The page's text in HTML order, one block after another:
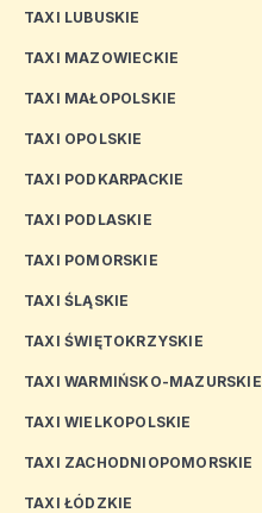
TAXI LUBUSKIE
TAXI MAZOWIECKIE
TAXI MAŁOPOLSKIE
TAXI OPOLSKIE
TAXI PODKARPACKIE
TAXI PODLASKIE
TAXI POMORSKIE
TAXI ŚLĄSKIE
TAXI ŚWIĘTOKRZYSKIE
TAXI WARMIŃSKO-MAZURSKIE
TAXI WIELKOPOLSKIE
TAXI ZACHODNIOPOMORSKIE
TAXI ŁÓDZKIE